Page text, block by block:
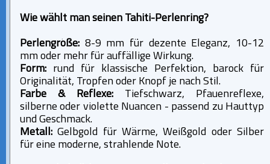
Wie wählt man seinen Tahiti-Perlenring?
Perlengröße: 8-9 mm für dezente Eleganz, 10-12
mm oder mehr für auffällige Wirkung.
Form: rund für klassische Perfektion, barock für
Originalität, Tropfen oder Knopf je nach Stil.
Farbe & Reflexe: Tiefschwarz, Pfauenreflexe,
silberne oder violette Nuancen - passend zu Hauttyp
und Geschmack.
Metall: Gelbgold für Wärme, Weißgold oder Silber
für eine moderne, strahlende Note.